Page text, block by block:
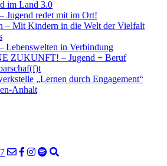
im Land 3.0
Jugend redet mit im Ort!
– Mit Kindern in die Welt der Vielfalt
Lebenswelten in Verbindung
ZUKUNFT! – Jugend + Beruf
„Lernen durch Engagement“
Anhalt